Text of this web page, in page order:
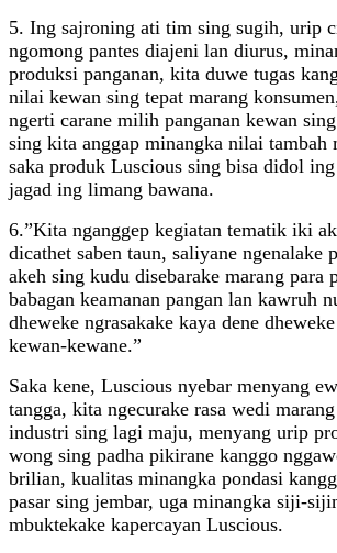
5. Ing sajroning ati tim sing sugih, urip
ngomong pantes diajeni lan diurus,
produksi panganan, kita duwe tugas
nilai kewan sing tepat marang
ngerti carane milih panganan kewan
sing kita anggap minangka nilai tambah
saka produk Luscious sing bisa didol
jagad ing limang bawana.
6.”Kita nganggep kegiatan tematik iki
dicathet saben taun, saliyane
akeh sing kudu disebarake marang para
babagan keamanan pangan lan kawruh
dheweke ngrasakake kaya dene
kewan-kewane.”
Saka kene, Luscious nyebar menyang
tangga, kita ngecurake rasa wedi
industri sing lagi maju, menyang urip
wong sing padha pikirane kanggo
brilian, kualitas minangka pondasi
pasar sing jembar, uga minangka siji-
mbuktekake kapercayan Luscious.